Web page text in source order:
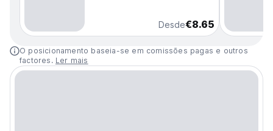
Desde€8.65
O posicionamento baseia-se em comissões pagas e outros
factores. Ler mais